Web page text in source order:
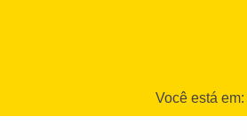
Você está em: